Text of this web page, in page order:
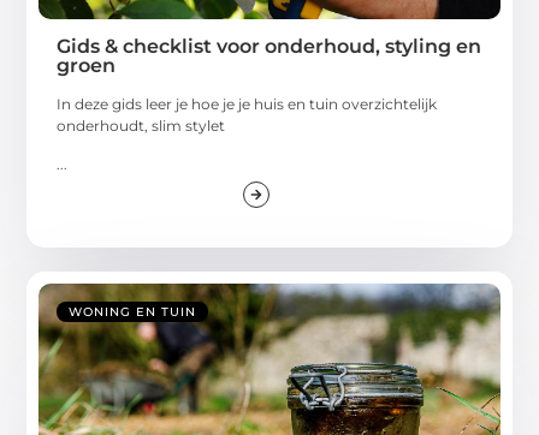
Gids & checklist voor onderhoud, styling en
groen
In deze gids leer je hoe je je huis en tuin overzichtelijk
onderhoudt, slim stylet
...
WONING EN TUIN